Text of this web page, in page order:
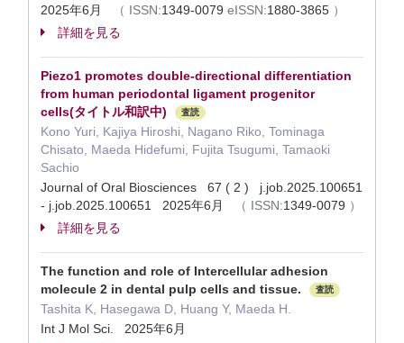
2025年6月
（ ISSN:1349-0079 eISSN:1880-3865 ）
詳細を見る
Piezo1 promotes double-directional differentiation
from human periodontal ligament progenitor
cells(タイトル和訳中)
査読
Kono Yuri, Kajiya Hiroshi, Nagano Riko, Tominaga
Chisato, Maeda Hidefumi, Fujita Tsugumi, Tamaoki
Sachio
Journal of Oral Biosciences 67 ( 2 ) j.job.2025.100651
- j.job.2025.100651 2025年6月
（ ISSN:1349-0079 ）
詳細を見る
The function and role of Intercellular adhesion
molecule 2 in dental pulp cells and tissue.
査読
Tashita K, Hasegawa D, Huang Y, Maeda H.
Int J Mol Sci. 2025年6月